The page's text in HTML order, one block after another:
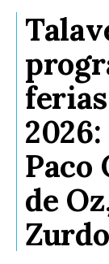
Paco
de